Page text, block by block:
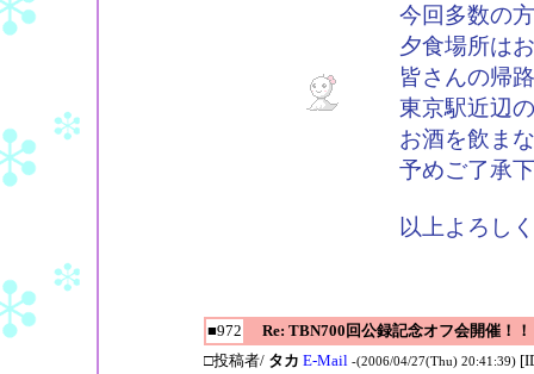
今回多数の
夕食場所は
皆さんの帰
東京駅近辺
お酒を飲ま
予めご了承
以上よろし
■972 Re: TBN700回公録記念オフ会開催！！
□投稿者/ タカ E-Mail -(2006/04/27(Thu) 20:41:39)